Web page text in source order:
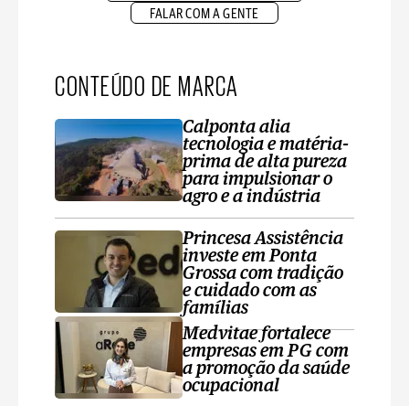
FALAR COM A GENTE
CONTEÚDO DE MARCA
Calponta alia
tecnologia e matéria-
prima de alta pureza
para impulsionar o
agro e a indústria
Princesa Assistência
investe em Ponta
Grossa com tradição
e cuidado com as
famílias
Medvitae fortalece
empresas em PG com
a promoção da saúde
ocupacional